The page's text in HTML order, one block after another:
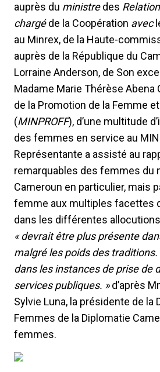
auprès du ministredes
chargéde la Coopération avec
au Minrex, de la Haute-
auprès de la République du
Lorraine Anderson, de Son
Madame Marie Thérèse Abena
de la Promotion de la Femme
(MINPROFF), d’une multitude
des femmes en service au
Représentante a assisté au
remarquables des femmes du
Cameroun en particulier, mais
femme aux multiples facettes
dans les différentes
« devrait être plus présente
malgré les poids des
dans les instances de prise de
services publiques. »d’après
Sylvie Luna, la présidente de la
Femmes de la Diplomatie
femmes.